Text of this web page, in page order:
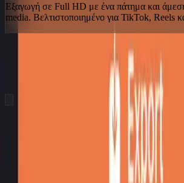
Εξαγωγή σε Full HD με ένα πάτημα και
media. Βελτιστοποιημένο για TikTok, Reels